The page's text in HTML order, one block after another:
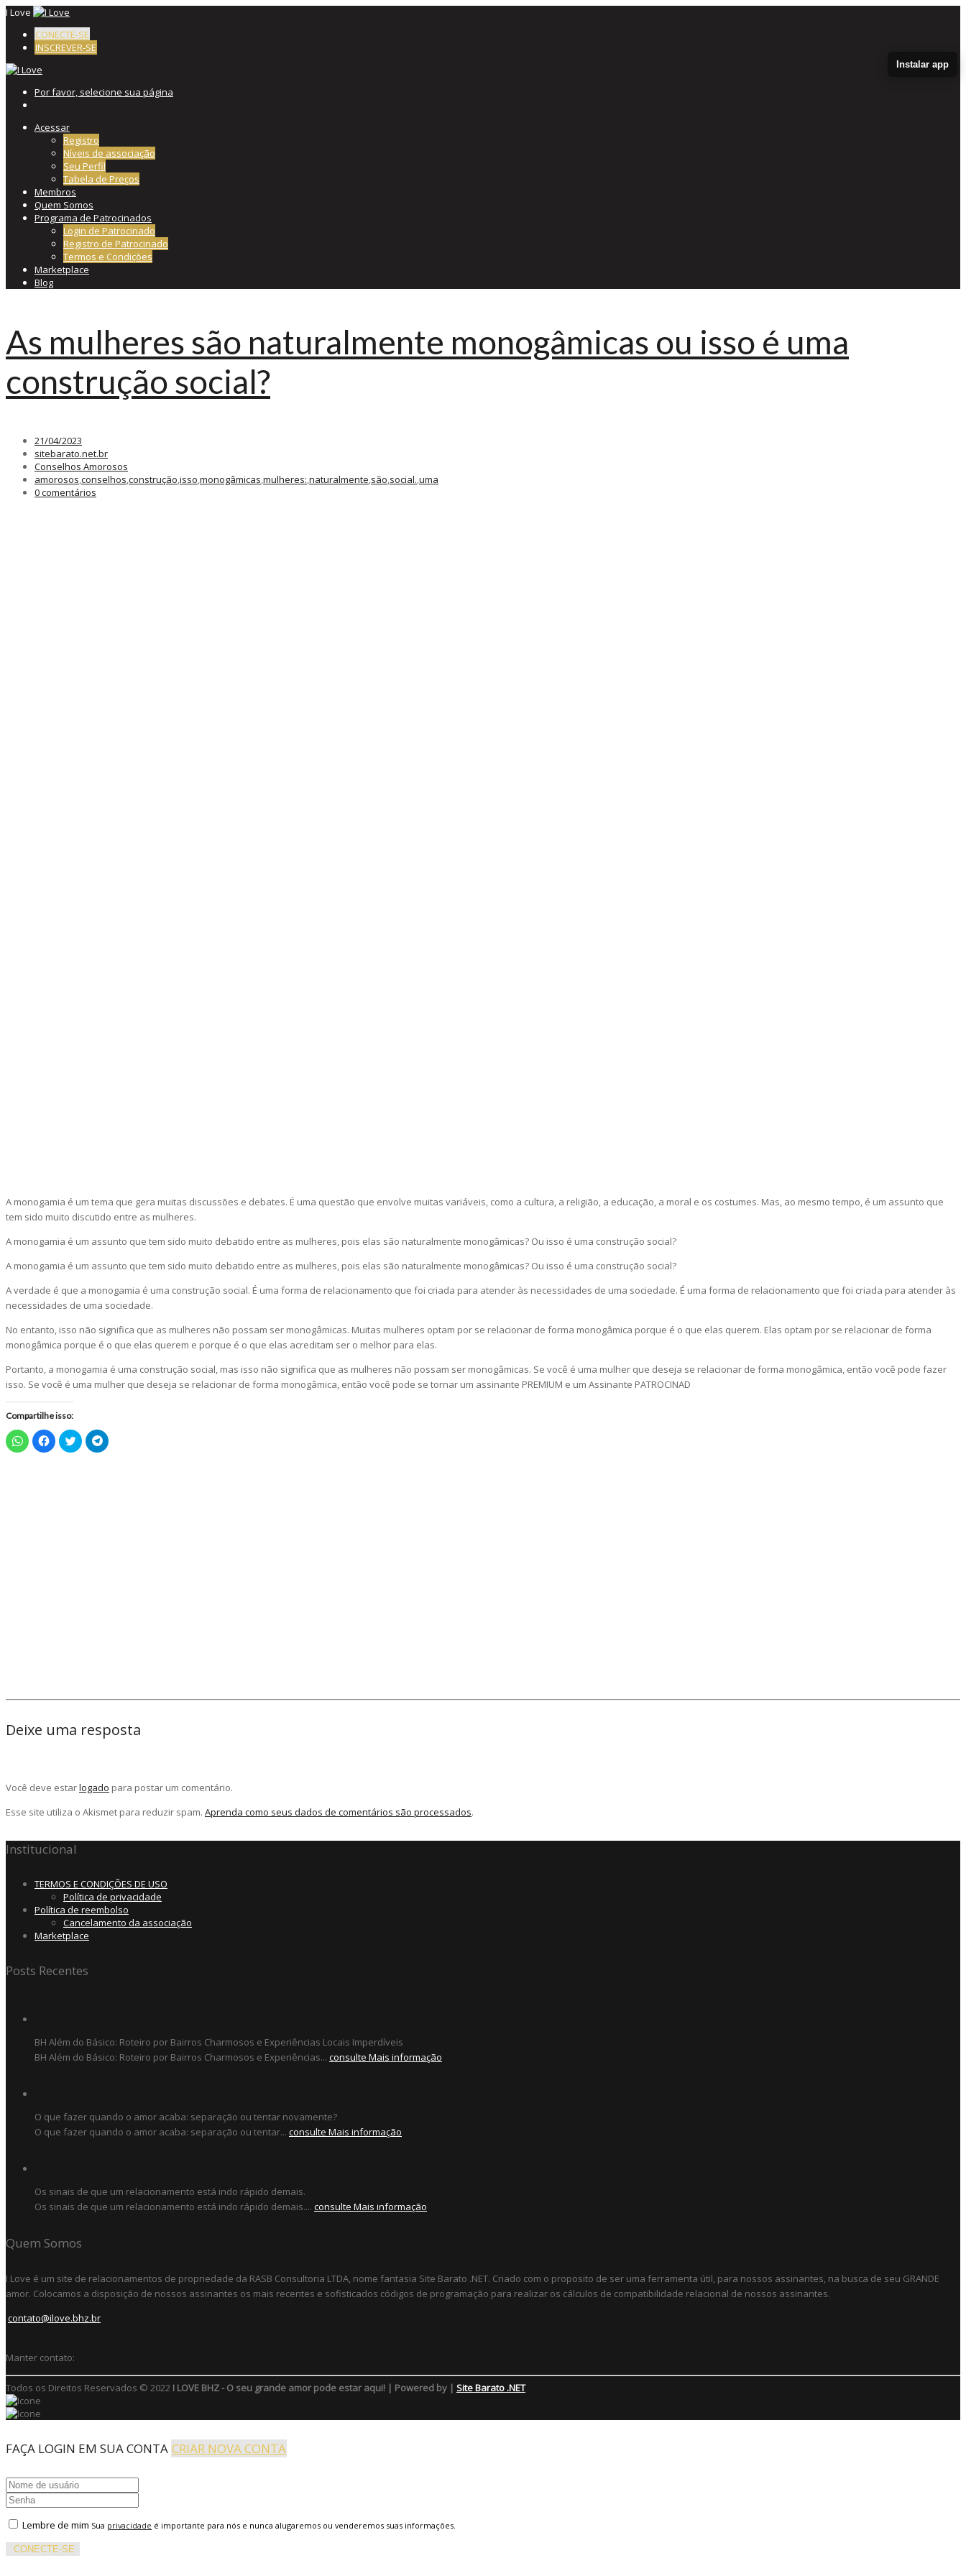
I Love
CONECTE-SE
INSCREVER-SE
Por favor, selecione sua página
Acessar
Registro
Níveis de associação
Seu Perfil
Tabela de Preços
Membros
Quem Somos
Programa de Patrocinados
Login de Patrocinado
Registro de Patrocinado
Termos e Condições
Marketplace
Blog
As mulheres são naturalmente monogâmicas ou isso é uma
construção social?
21/04/2023
sitebarato.net.br
Conselhos Amorosos
amorosos,conselhos,construção,isso,monogâmicas,mulheres:,naturalmente,são,social.,uma
0 comentários
A monogamia é um tema que gera muitas discussões e debates. É uma questão que envolve muitas variáveis, como a cultura, a religião, a educação, a moral e os costumes. Mas, ao mesmo tempo, é um assunto que
tem sido muito discutido entre as mulheres.
A monogamia é um assunto que tem sido muito debatido entre as mulheres, pois elas são naturalmente monogâmicas? Ou isso é uma construção social?
A monogamia é um assunto que tem sido muito debatido entre as mulheres, pois elas são naturalmente monogâmicas? Ou isso é uma construção social?
A verdade é que a monogamia é uma construção social. É uma forma de relacionamento que foi criada para atender às necessidades de uma sociedade. É uma forma de relacionamento que foi criada para atender às
necessidades de uma sociedade.
No entanto, isso não significa que as mulheres não possam ser monogâmicas. Muitas mulheres optam por se relacionar de forma monogâmica porque é o que elas querem. Elas optam por se relacionar de forma
monogâmica porque é o que elas querem e porque é o que elas acreditam ser o melhor para elas.
Portanto, a monogamia é uma construção social, mas isso não significa que as mulheres não possam ser monogâmicas. Se você é uma mulher que deseja se relacionar de forma monogâmica, então você pode fazer
isso. Se você é uma mulher que deseja se relacionar de forma monogâmica, então você pode se tornar um assinante PREMIUM e um Assinante PATROCINAD
Compartilhe isso:
Clique
para
compartilhar
Clique
para
compartilhar
Clique
para
compartilhar
Clique
para
Deixe uma resposta
Você deve estarlogado para postar um comentário.
Esse site utiliza o Akismet para reduzir spam. Aprenda como seus dados de comentários são processados.
Institucional
TERMOS E CONDIÇÕES DE USO
Política de privacidade
Política de reembolso
Cancelamento da associação
Marketplace
Posts Recentes
BH Além do Básico: Roteiro por Bairros Charmosos e Experiências Locais Imperdíveis
BH Além do Básico: Roteiro por Bairros Charmosos e Experiências... consulte Mais informação
O que fazer quando o amor acaba: separação ou tentar novamente?
O que fazer quando o amor acaba: separação ou tentar... consulte Mais informação
Os sinais de que um relacionamento está indo rápido demais.
Os sinais de que um relacionamento está indo rápido demais.... consulte Mais informação
Quem Somos
I Love é um site de relacionamentos de propriedade da RASB Consultoria LTDA, nome fantasia Site Barato .NET. Criado com o proposito de ser uma ferramenta útil, para nossos assinantes, na busca de seu GRANDE
amor. Colocamos a disposição de nossos assinantes os mais recentes e sofisticados códigos de programação para realizar os cálculos de compatibilidade relacional de nossos assinantes.
contato@ilove.bhz.br
Manter contato:
Todos os Direitos Reservados © 2022 I LOVE BHZ - O seu grande amor pode estar aqui! | Powered by | Site Barato .NET
FAÇA LOGIN EM SUA CONTA CRIAR NOVA CONTA
Lembre de mim Sua privacidade é importante para nós e nunca alugaremos ou venderemos suas informações.
CONECTE-SE
Instalar app